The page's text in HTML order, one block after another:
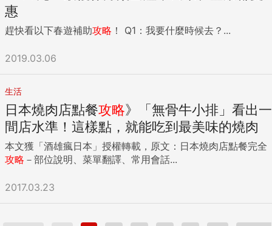
魔咒，熱絡程度連房仲業者都難以置信。 連春節都出現看房
潮。「真的很好、真的很好！」台中市建築經營協會理事長楊
玄吉，連續說了兩次太好了，來形容農曆新年期間房地產市場
億元，平均一天成交16億6千萬元，是去年同期的兩倍。 財
北市商辦第二高價位，標下新光敦南大樓部分樓層，讓這棟起
家厝，得以重回蔡家人手中。 另外，國泰人壽首度打破集團慣
例，去年12月與交通部簽約，取得高鐵桃園車站專區50年開發
經營權，規畫在21.88公頃的土地砸下逾兩百億元，打造國際商
務城，預計投報率超過5％。 政策：壽險禁買令解除，將有三
兆元買商辦 政策動態：金管會限制保險業投資商辦大樓禁令，
不動產潛在部位，將是今年商用不動產最大的推升動能。 資
金：台商、大陸菁英捧錢來買房獵地 資金動態：台商持續回
惠
趕快看以下春遊補助攻略 ！ Q1：我要什麼時候去？...
2019.03.06
生活
日本燒肉店點餐攻略》「無骨牛小排」看出一
間店水準！這樣點，就能吃到最美味的燒肉
本文獲「酒雄瘋日本」授權轉載，原文：日本燒肉店點餐完全
攻略 －部位說明、菜單翻譯、常用會話...
2017.03.23